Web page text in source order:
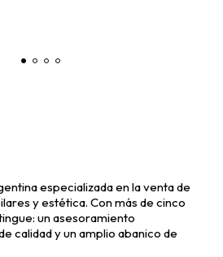
especializada en la venta de
y estética. Con más de cinco
un asesoramiento
calidad y un amplio abanico de